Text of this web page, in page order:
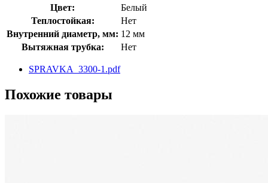
Цвет:
Белый
Теплостойкая:
Нет
Внутренний диаметр, мм: 12 мм
Вытяжная трубка:
Нет
SPRAVKA_3300-1.pdf
Похожие товары